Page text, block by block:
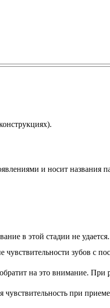
и носит названия
в этой стадии не удается.
зубов с
на это внимание. При
при